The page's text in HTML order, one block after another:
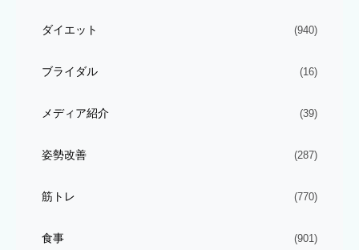
ダイエット (940)
ブライダル (16)
メディア紹介 (39)
姿勢改善 (287)
筋トレ (770)
食事 (901)